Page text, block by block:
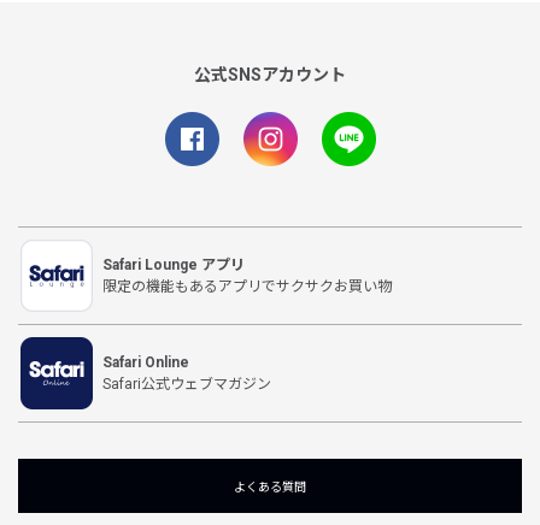
公式SNSアカウント
Safari Lounge アプリ
限定の機能もあるアプリでサクサクお買い物
Safari Online
Safari公式ウェブマガジン
よくある質問